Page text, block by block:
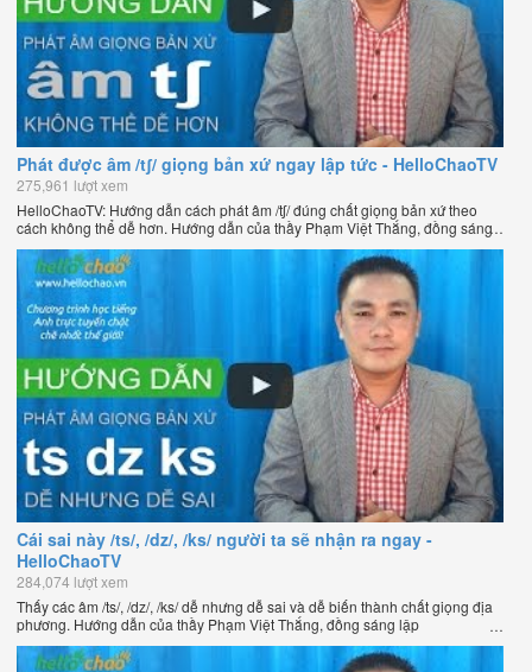
Phát được âm /tʃ/ giọng bản xứ ngay lập tức - HelloChaoTV
275,961 lượt xem
HelloChaoTV: Hướng dẫn cách phát âm /tʃ/ đúng chất giọng bản xứ theo
cách không thể dễ hơn. Hướng dẫn của thầy Phạm Việt Thắng, đồng sáng
lập HelloChao.vn - Chương trình dạy tiếng Anh trực tuyến chặt chẽ nhất
thế giới.
Cái sai này /ts/, /dz/, /ks/ người ta sẽ nhận ra ngay -
HelloChaoTV
284,074 lượt xem
Thấy các âm /ts/, /dz/, /ks/ dễ nhưng dễ sai và dễ biến thành chất giọng địa
phương. Hướng dẫn của thầy Phạm Việt Thắng, đồng sáng lập
HelloChao.vn - Chương trình dạy tiếng Anh trực tuyến chặt chẽ nhất thế
giới.